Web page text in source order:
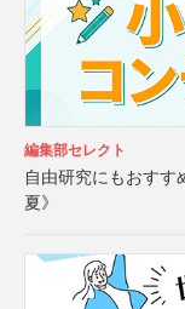
編集部セレクト
自由研究にもおすす
夏》